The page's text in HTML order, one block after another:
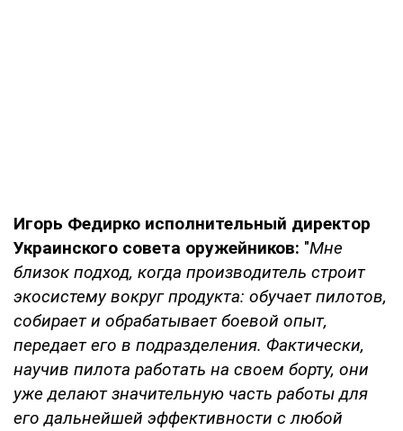
Игорь Федирко исполнительный директор
Украинского совета оружейников: "Мне
близок подход, когда производитель строит
экосистему вокруг продукта: обучает пилотов,
собирает и обрабатывает боевой опыт,
передает его в подразделения. Фактически,
научив пилота работать на своем борту, они
уже делают значительную часть работы для
его дальнейшей эффективности с любой